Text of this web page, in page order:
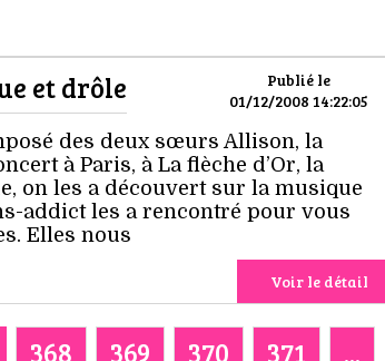
Publié le
01/12/2008 14:22:05
et drôle
des deux sœurs Allison, la
à Paris, à La flèche d’Or, la
on les a découvert sur la musique
addict les a rencontré pour vous
Elles nous
Voir le détail
368 369 370 371
...